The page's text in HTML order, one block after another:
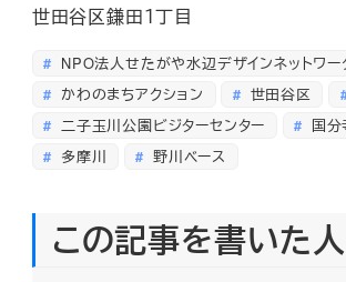
世田谷区鎌田１丁目
NPO法人せたがや水辺デザインネットワー
かわのまちアクション
世田谷区
二子玉川公園ビジターセンター
国
多摩川
野川ベース
この記事を書いた人